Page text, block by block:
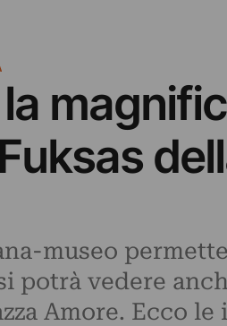
museo
potrà vedere
Amore. Ecco